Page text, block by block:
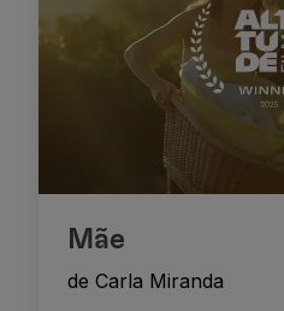
Mãe
de Carla Miranda